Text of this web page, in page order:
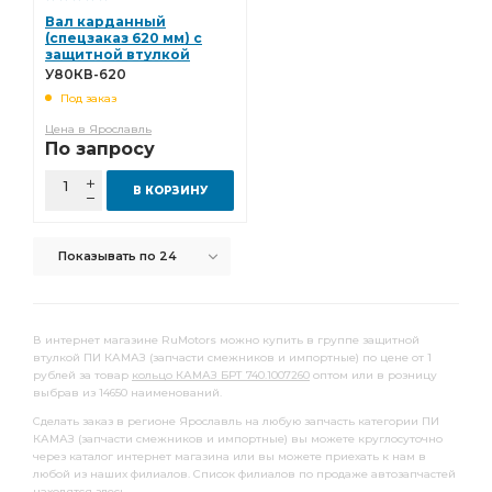
камера тормозная тип
тяга сошки рулевого управления
сошки рулевого управления
сошки рулевого управления КАМАЗ
тормоза ан. задней рессоры
рядный КАМАЗ ШААЗ КАМАЗ Автоарматура
отбора мощности КАМАЗ УралАТИ
кабины КАМАЗ
электромагнитный КАМАЗ РОДИНА КАМАЗ РОДИНА
крестовина КАМАЗ КАМАЗ ГЗКВ SORL 3530
Вал карданный
(спецзаказ 620 мм) с
защитной втулкой
У80КВ-620
У80КВ-620
Под заказ
Цена в Ярославль
По запросу
В КОРЗИНУ
Показывать по 24
В интернет магазине RuMotors можно купить в группе защитной
втулкой ПИ КАМАЗ (запчасти смежников и импортные) по цене от 1
рублей за товар кольцо КАМАЗ БРТ 740.1007260 оптом или в розницу
выбрав из 14650 наименований.
Сделать заказ в регионе Ярославль на любую запчасть категории ПИ
КАМАЗ (запчасти смежников и импортные) вы можете круглосуточно
через каталог интернет магазина или вы можете приехать к нам в
любой из наших филиалов. Список филиалов по продаже автозапчастей